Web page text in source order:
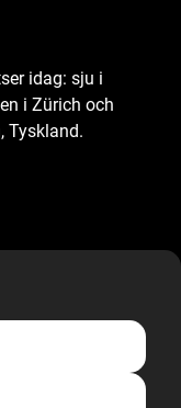
idag: sju i
i Zürich och
Tyskland.